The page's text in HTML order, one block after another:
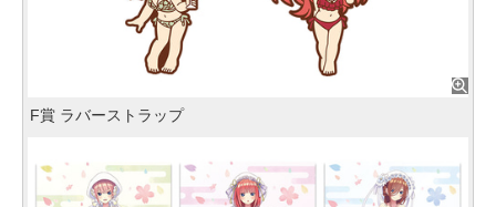
F賞 ラバーストラップ